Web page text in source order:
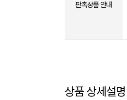
판촉상품 안내
상품 상세설명